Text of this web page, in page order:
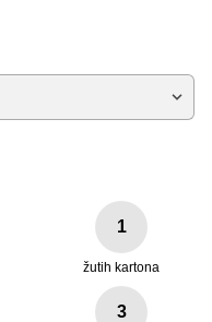
1
žutih kartona
3